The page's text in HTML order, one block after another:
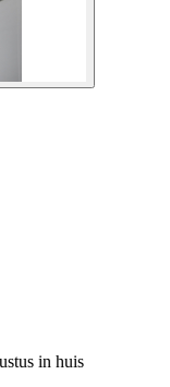
in huis